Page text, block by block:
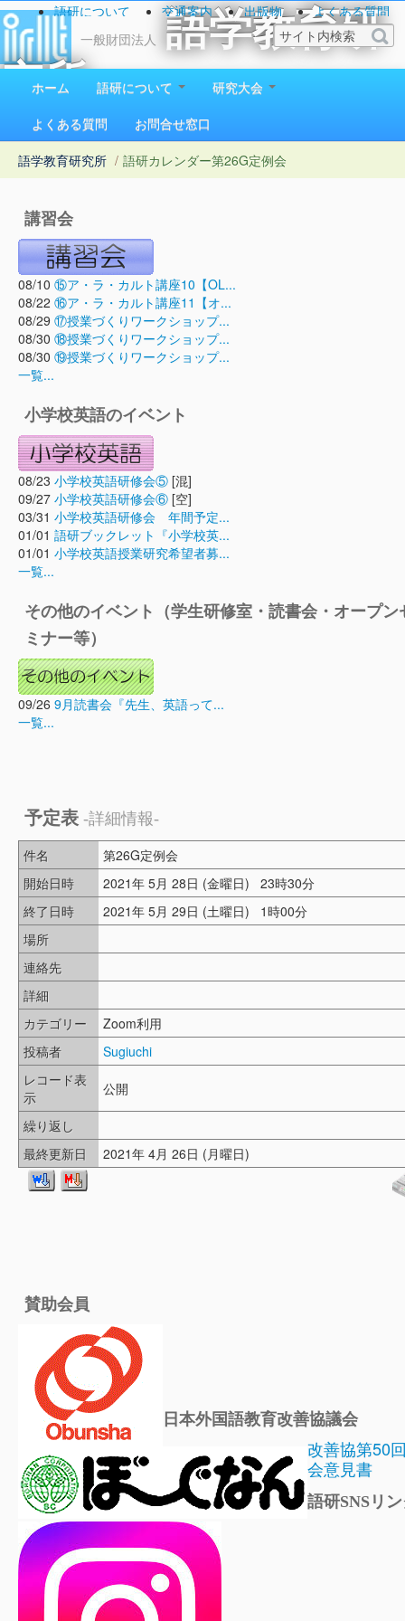
一般財団法人
語学教育研
究所
1923（大正12）年創立
語研について 交通案内 出版物
よくある質問
お問い合わせ
ホーム 語研について
研究大会
よくある質問
お問合せ窓口
語学教育研究所 / 語研カレンダー第26G定例会
講習会
08/10 ⑮ア・ラ・カルト講座10【OL...
08/22 ⑯ア・ラ・カルト講座11【オ...
08/29 ⑰授業づくりワークショップ...
08/30 ⑱授業づくりワークショップ...
08/30 ⑲授業づくりワークショップ...
一覧...
小学校英語のイベント
08/23 小学校英語研修会⑤ [混]
09/27 小学校英語研修会⑥ [空]
03/31 小学校英語研修会 年間予定...
01/01 語研ブックレット『小学校英...
01/01 小学校英語授業研究希望者募...
一覧...
その他のイベント（学生研修室・読書会・オープン
ミナー等）
09/26 9月読書会『先生、英語って...
一覧...
予定表 -詳細情報-
件名
第26G定例会
開始日時
2021年 5月 28日 (金曜日) 23時30分
終了日時
2021年 5月 29日 (土曜日) 1時00分
場所
連絡先
詳細
カテゴリー
Zoom利用
投稿者
Sugiuchi
レコード表
示
公開
繰り返し
最終更新日
2021年 4月 26日 (月曜日)
賛助会員
日本外国語教育改善協議会
改善協第50
会意見書
語研SNSリ